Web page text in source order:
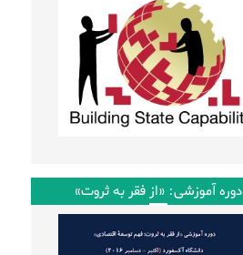
دوره آموزشی: «از فقر به ثروت»